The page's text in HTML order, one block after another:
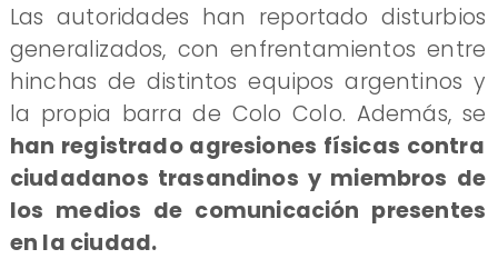
​Las autoridades han reportado disturbios
generalizados, con enfrentamientos entre
hinchas de distintos equipos argentinos y
la propia barra de Colo Colo. Además, se
han registrado agresiones físicas contra
ciudadanos trasandinos y miembros de
los medios de comunicación presentes
en la ciudad.